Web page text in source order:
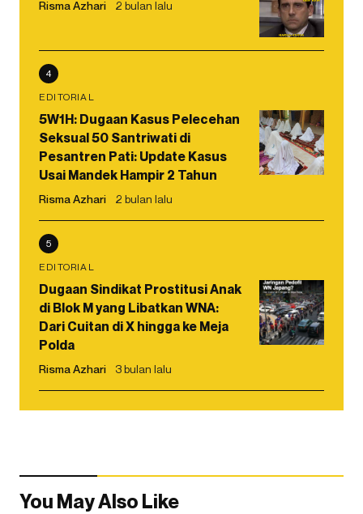
Risma Azhari 2 bulan lalu
4
EDITORIAL
5W1H: Dugaan Kasus Pelecehan
Seksual 50 Santriwati di
Pesantren Pati: Update Kasus
Usai Mandek Hampir 2 Tahun
Risma Azhari 2 bulan lalu
5
EDITORIAL
Dugaan Sindikat Prostitusi Anak
di Blok M yang Libatkan WNA:
Dari Cuitan di X hingga ke Meja
Polda
Risma Azhari 3 bulan lalu
You May Also Like